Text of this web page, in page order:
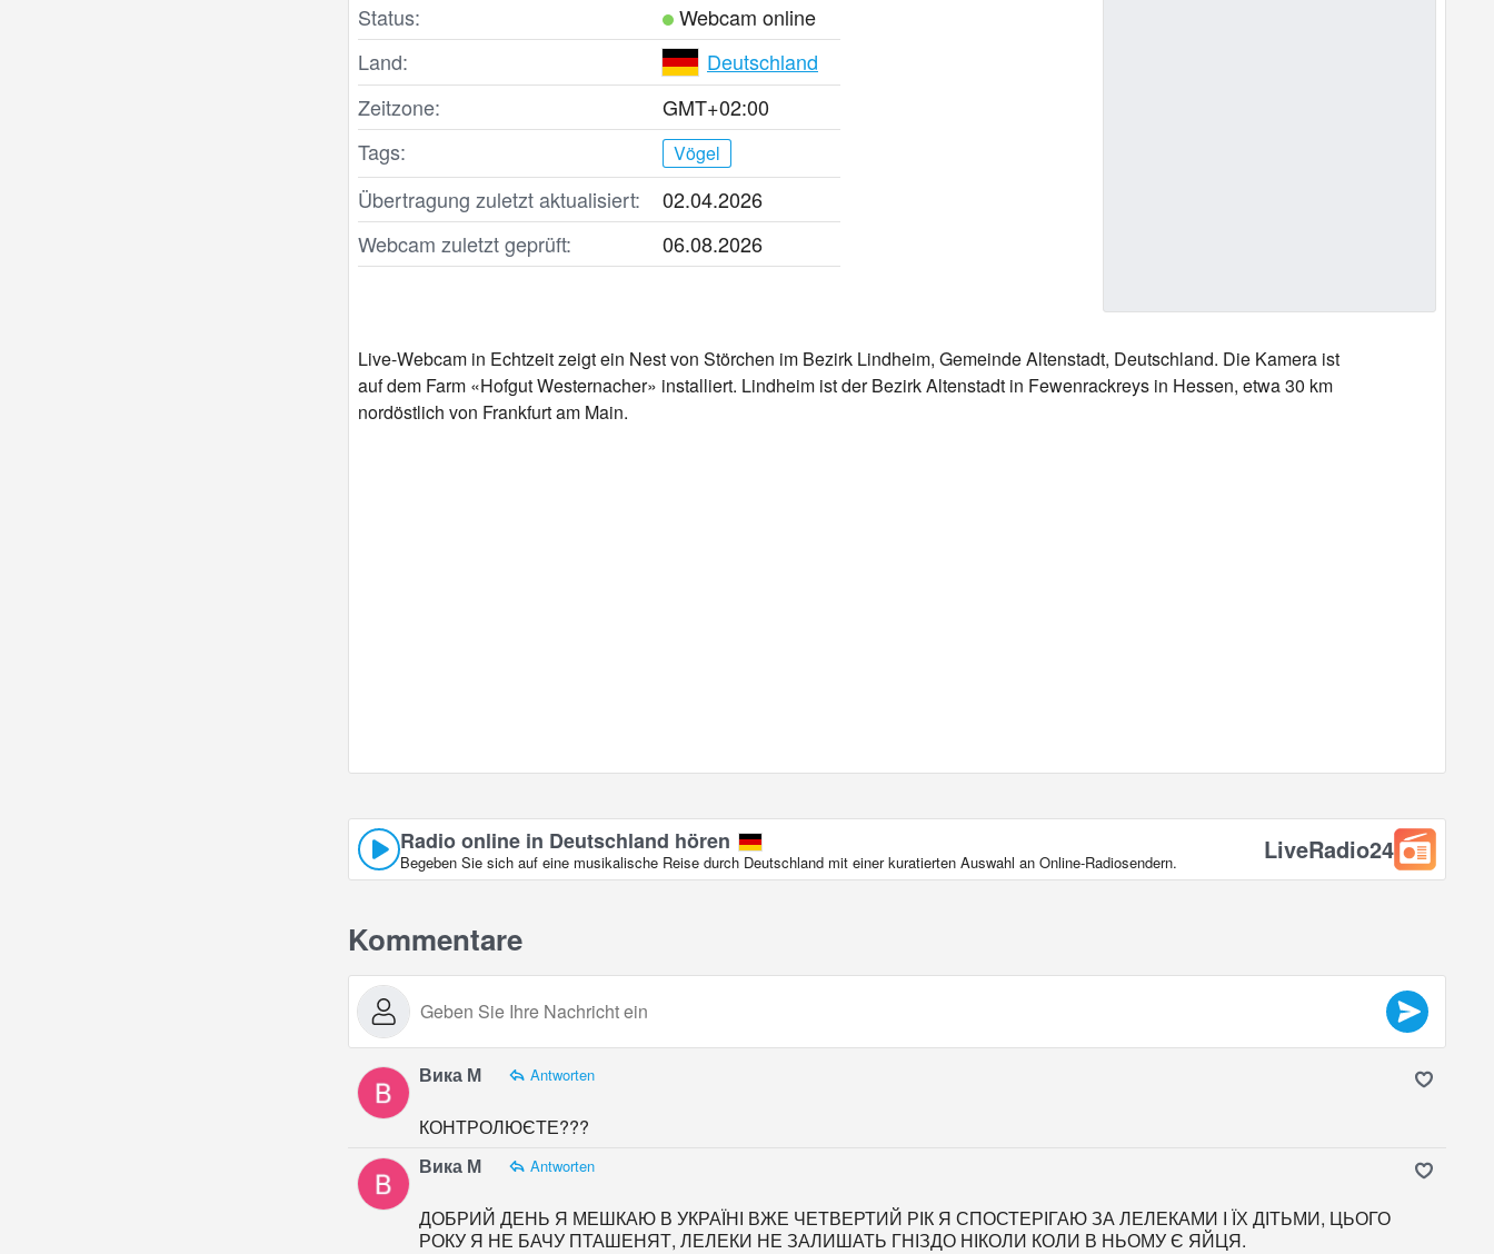
Status:
Webcam online
Land:
Deutschland
Zeitzone:
GMT+02:00
Tags:
Vögel
Übertragung zuletzt aktualisiert:
02.04.2026
Webcam zuletzt geprüft:
06.08.2026
Live-Webcam in Echtzeit zeigt ein Nest von Störchen im Bezirk Lindheim, Gemeinde Altenstadt, Deutschland. Die Kamera ist
auf dem Farm «Hofgut Westernacher» installiert. Lindheim ist der Bezirk Altenstadt in Fewenrackreys in Hessen, etwa 30 km
nordöstlich von Frankfurt am Main.
Radio online in Deutschland hören
Begeben Sie sich auf eine musikalische Reise durch Deutschland mit einer kuratierten Auswahl an Online‑Radiosendern. LiveRadio24
Kommentare
Вика М Antworten
КОНТРОЛЮЄТЕ???
Вика М
Antworten
ДОБРИЙ ДЕНЬ Я МЕШКАЮ В УКРАЇНІ ВЖЕ ЧЕТВЕРТИЙ РІК Я СПОСТЕРІГАЮ ЗА ЛЕЛЕКАМИ І ЇХ ДІТЬМИ, ЦЬОГО
РОКУ Я НЕ БАЧУ ПТАШЕНЯТ, ЛЕЛЕКИ НЕ ЗАЛИШАТЬ ГНІЗДО НІКОЛИ КОЛИ В НЬОМУ Є ЯЙЦЯ.